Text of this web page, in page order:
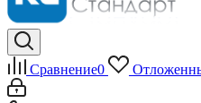
Сравнение0